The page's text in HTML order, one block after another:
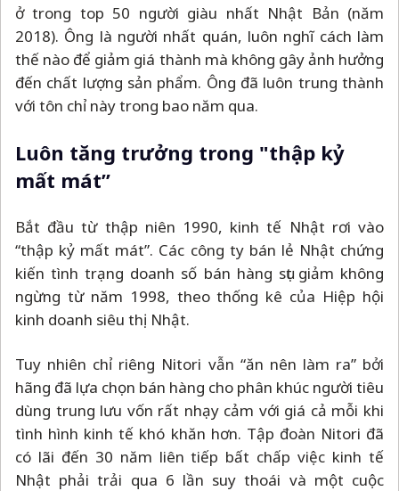
ở trong top 50 người giàu nhất Nhật Bản (năm
2018). Ông là người nhất quán, luôn nghĩ cách làm
thế nào để giảm giá thành mà không gây ảnh hưởng
đến chất lượng sản phẩm. Ông đã luôn trung thành
với tôn chỉ này trong bao năm qua.
Luôn tăng trưởng trong "thập kỷ
mất mát”
Bắt đầu từ thập niên 1990, kinh tế Nhật rơi vào
“thập kỷ mất mát”. Các công ty bán lẻ Nhật chứng
kiến tình trạng doanh số bán hàng sụt giảm không
ngừng từ năm 1998, theo thống kê của Hiệp hội
kinh doanh siêu thị Nhật.
Tuy nhiên chỉ riêng Nitori vẫn “ăn nên làm ra” bởi
hãng đã lựa chọn bán hàng cho phân khúc người tiêu
dùng trung lưu vốn rất nhạy cảm với giá cả mỗi khi
tình hình kinh tế khó khăn hơn. Tập đoàn Nitori đã
có lãi đến 30 năm liên tiếp bất chấp việc kinh tế
Nhật phải trải qua 6 lần suy thoái và một cuộc